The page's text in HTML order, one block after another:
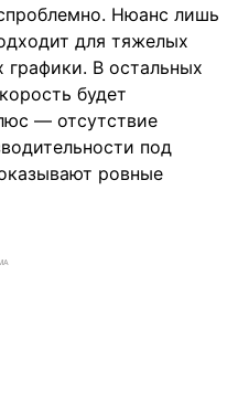
Нюанс лишь
для тяжелых
графики. В остальных
будет
— отсутствие
под
ровные